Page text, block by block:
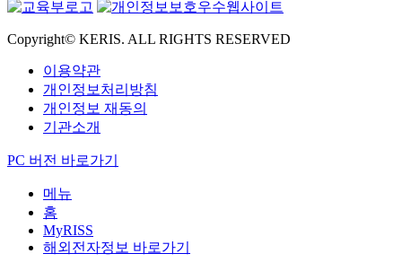
Copyright© KERIS. ALL RIGHTS RESERVED
이용약관
개인정보처리방침
개인정보 재동의
기관소개
PC 버전 바로가기
메뉴
홈
MyRISS
해외전자정보 바로가기